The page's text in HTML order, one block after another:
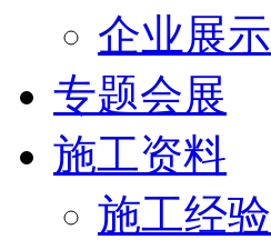
企业展示
专题会展
施工资料
施工经验